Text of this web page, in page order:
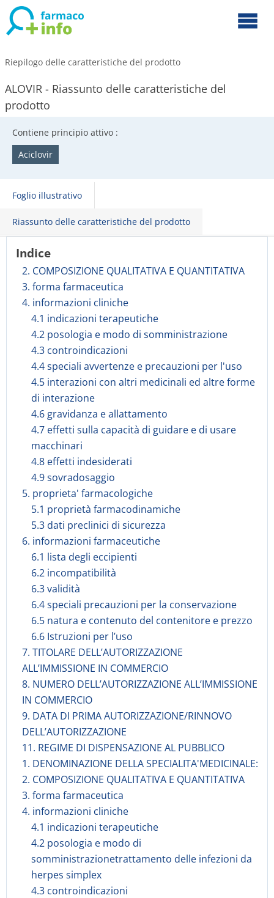
Riepilogo delle caratteristiche del prodotto
ALOVIR - Riassunto delle caratteristiche del
prodotto
Contiene principio attivo :
Aciclovir
Foglio illustrativo
Riassunto delle caratteristiche del prodotto
Indice
2. COMPOSIZIONE QUALITATIVA E QUANTITATIVA
3. forma farmaceutica
4. informazioni cliniche
4.1 indicazioni terapeutiche
4.2 posologia e modo di somministrazione
4.3 controindicazioni
4.4 speciali avvertenze e precauzioni per l'uso
4.5 interazioni con altri medicinali ed altre forme
di interazione
4.6 gravidanza e allattamento
4.7 effetti sulla capacità di guidare e di usare
macchinari
4.8 effetti indesiderati
4.9 sovradosaggio
5. proprieta' farmacologiche
5.1 proprietà farmacodinamiche
5.3 dati preclinici di sicurezza
6. informazioni farmaceutiche
6.1 lista degli eccipienti
6.2 incompatibilità
6.3 validità
6.4 speciali precauzioni per la conservazione
6.5 natura e contenuto del contenitore e prezzo
6.6 Istruzioni per l’uso
7. TITOLARE DELL’AUTORIZZAZIONE
ALL’IMMISSIONE IN COMMERCIO
8. NUMERO DELL’AUTORIZZAZIONE ALL’IMMISSIONE
IN COMMERCIO
9. DATA DI PRIMA AUTORIZZAZIONE/RINNOVO
DELL’AUTORIZZAZIONE
11. REGIME DI DISPENSAZIONE AL PUBBLICO
1. DENOMINAZIONE DELLA SPECIALITA'MEDICINALE:
2. COMPOSIZIONE QUALITATIVA E QUANTITATIVA
3. forma farmaceutica
4. informazioni cliniche
4.1 indicazioni terapeutiche
4.2 posologia e modo di
somministrazionetrattamento delle infezioni da
herpes simplex
4.3 controindicazioni